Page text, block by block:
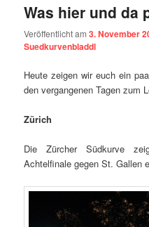
Was hier und da
Veröffentlicht am3. November
Suedkurvenbladdl
Heute zeigen wir euch ein
den vergangenen Tagen zum
Zürich
Die Zürcher Südkurve
Achtelfinale gegen St. Gallen